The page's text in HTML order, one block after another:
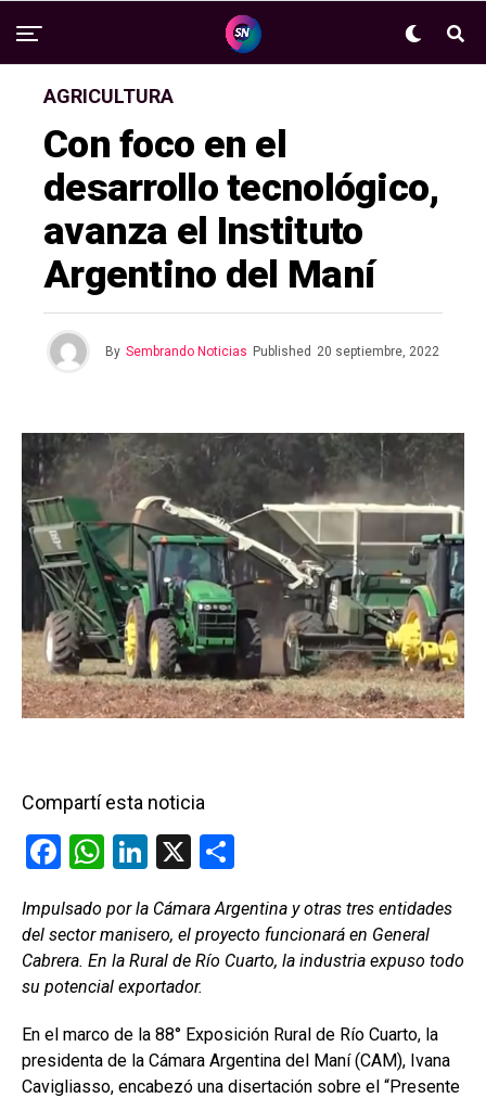
AGRICULTURA
Con foco en el
desarrollo tecnológico,
avanza el Instituto
Argentino del Maní
By Sembrando Noticias Published 20 septiembre, 2022
Compartí esta noticia
F
ce
b
o
o
k
W
at
s
A
p
p
Li
ke
dI
n
X
m
p
tir
Impulsado por la Cámara Argentina y otras tres entidades
del sector manisero, el proyecto funcionará en General
Cabrera. En la Rural de Río Cuarto, la industria expuso todo
su potencial exportador.
En el marco de la 88° Exposición Rural de Río Cuarto, la
presidenta de la Cámara Argentina del Maní (CAM), Ivana
Cavigliasso, encabezó una disertación sobre el “Presente